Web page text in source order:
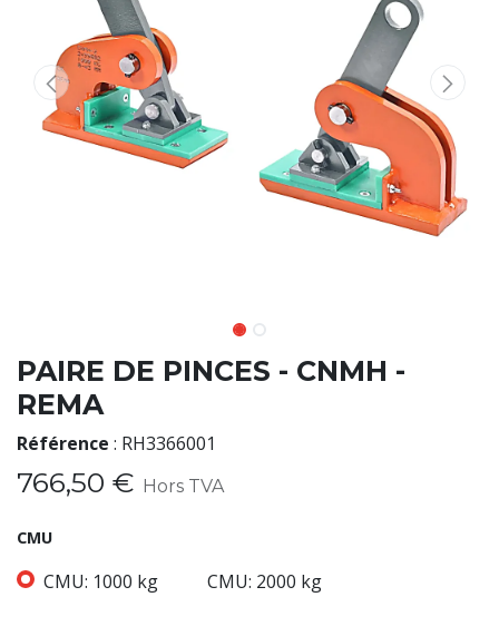
PAIRE DE PINCES - CNMH -
REMA
Référence : RH3366001
766,50 € Hors TVA
CMU
CMU: 1000 kg CMU: 2000 kg